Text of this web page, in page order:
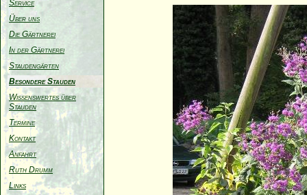
Service
Über uns
Die Gärtnerei
In der Gärtnerei
Staudengärten
Besondere Stauden
Wissenswertes über
Stauden
Termine
Kontakt
Anfahrt
Ruth Drumm
Links